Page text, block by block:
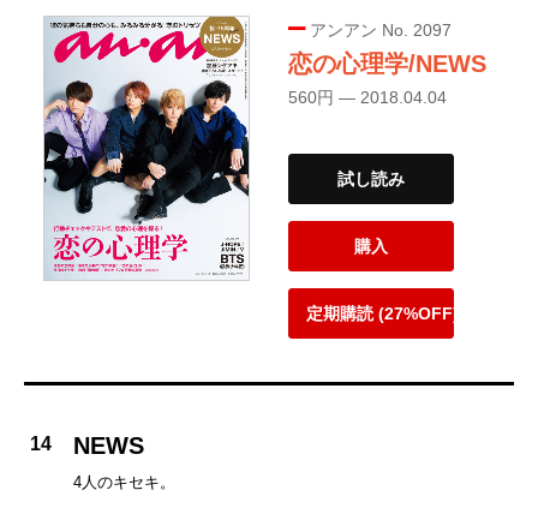
アンアン No. 2097
恋の心理学/NEWS
560円 — 2018.04.04
試し読み
購入
定期購読 (27%OFF)
14 NEWS
4人のキセキ。